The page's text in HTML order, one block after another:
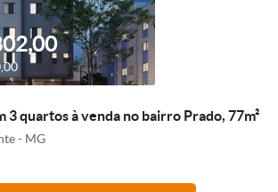
3 quartos à venda no bairro Prado, 77m²
- MG